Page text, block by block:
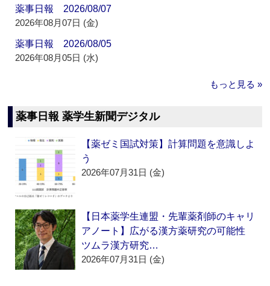
薬事日報 2026/08/07
2026年08月07日 (金)
薬事日報 2026/08/05
2026年08月05日 (水)
もっと見る »
薬事日報 薬学生新聞デジタル
【薬ゼミ国試対策】計算問題を意識しよ
う
2026年07月31日 (金)
【日本薬学生連盟・先輩薬剤師のキャリ
アノート】広がる漢方薬研究の可能性
ツムラ漢方研究…
2026年07月31日 (金)